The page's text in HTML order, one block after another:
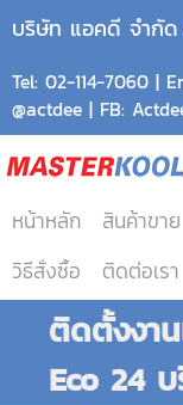
บริษัท แอคดี จำกัด
Tel: 02-114-7060 |
@actdee | FB:
หน้าหลัก สินค้าขาย
วิธีสั่งซื้อ
ติดต่อเรา
ติดตั้งงา
Eco 24